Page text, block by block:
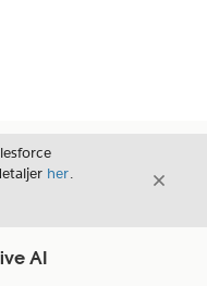
her.
Avslutt
AI